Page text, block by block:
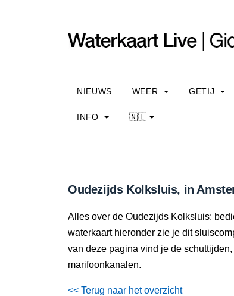
NIEUWS WEER GETIJ
INFO 🇳🇱
Oudezijds Kolksluis, in
Alles over de Oudezijds Kolksluis:
waterkaart hieronder zie je dit
van deze pagina vind je de
marifoonkanalen.
<< Terug naar het overzicht